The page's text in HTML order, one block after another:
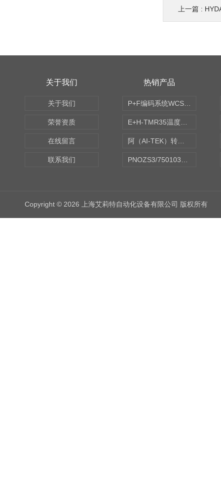
上一篇 :
关于我们
关于我们
荣誉资质
在线留言
联系我们
热销产品
Copyright © 2026 上海艾莉特自动化设备有限公司 版权所有